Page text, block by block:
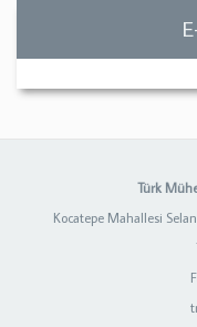
Türk
Kocatepe Mahallesi